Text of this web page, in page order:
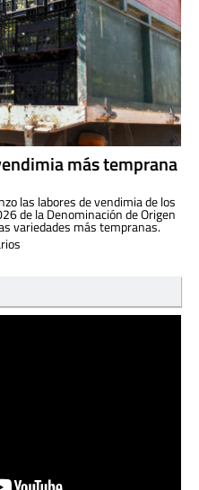
más temprana
las labores de vendimia de los
de la Denominación de Origen
variedades más tempranas.